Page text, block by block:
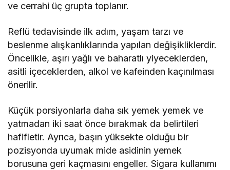
ve cerrahi üç grupta toplanır.
Reflü tedavisinde ilk adım, yaşam tarzı ve
beslenme alışkanlıklarında yapılan değişikliklerdir.
Öncelikle, aşırı yağlı ve baharatlı yiyeceklerden,
asitli içeceklerden, alkol ve kafeinden kaçınılması
önerilir.
Küçük porsiyonlarla daha sık yemek yemek ve
yatmadan iki saat önce bırakmak da belirtileri
hafifletir. Ayrıca, başın yüksekte olduğu bir
pozisyonda uyumak mide asidinin yemek
borusuna geri kaçmasını engeller. Sigara kullanımı